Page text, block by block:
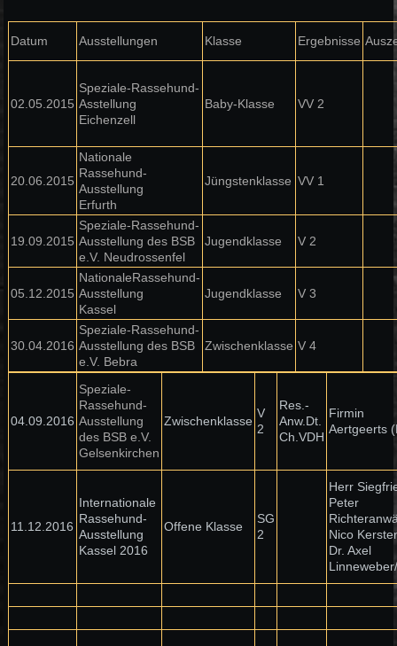
Datum Ausstellungen Klasse Ergebnisse
02.05.2015
Speziale-Rassehund-
Asstellung
Eichenzell
Baby-Klasse VV 2
20.06.2015
Nationale
Rassehund-
Ausstellung
Erfurth
Jüngstenklasse VV 1
19.09.2015
Speziale-Rassehund-
Ausstellung des BSB
e.V. Neudrossenfel
Jugendklasse V 2
05.12.2015
NationaleRassehund-
Ausstellung
Kassel
Jugendklasse V 3
30.04.2016
Speziale-Rassehund-
Ausstellung des BSB
e.V. Bebra
Zwischenklasse V 4
04.09.2016
Speziale-
Rassehund-
Ausstellung
des BSB e.V.
Gelsenkirchen
Zwischenklasse
V
2
Res.-
Anw.Dt.
Ch.VDH
Firmin
Aertgeerts
11.12.2016
Internationale
Rassehund-
Ausstellung
Kassel 2016
Offene Klasse
SG
2
Herr
Peter
Nico
Dr. Axel